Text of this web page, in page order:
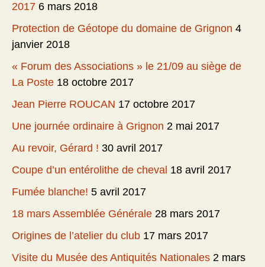
2017 6 mars 2018
Protection de Géotope du domaine de Grignon 4
janvier 2018
« Forum des Associations » le 21/09 au siège de
La Poste 18 octobre 2017
Jean Pierre ROUCAN 17 octobre 2017
Une journée ordinaire à Grignon 2 mai 2017
Au revoir, Gérard ! 30 avril 2017
Coupe d’un entérolithe de cheval 18 avril 2017
Fumée blanche! 5 avril 2017
18 mars Assemblée Générale 28 mars 2017
Origines de l’atelier du club 17 mars 2017
Visite du Musée des Antiquités Nationales 2 mars